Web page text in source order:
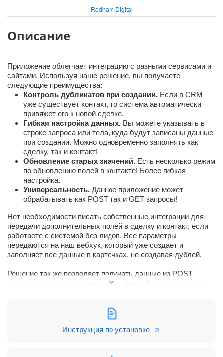
Redham Digital
Описание
Приложение облегчает интеграцию с разными сервисами и
сайтами. Используя наше решение, вы получаете
следующие преимущества:
Контроль дубликатов при создании. Если в CRM
уже существует контакт, то система автоматически
привяжет его к новой сделке.
Гибкая настройка данных. Вы можете указывать в
строке запроса или тела, куда будут записаны данные
при создании. Можно одновременно заполнять как
сделку, так и контакт!
Обновление старых значений. Есть несколько режим
по обновлению полей в контакте! Более гибкая
настройка.
Универсальность. Данное приложение может
обрабатывать как POST так и GET запросы!
Нет необходимости писать собственные интеграции для
передачи дополнительных полей в сделку и контакт, если
работаете с системой без лидов. Все параметры
передаются на наш вебхук, который уже создает и
заполняет все данные в карточках, не создавая дублей.
Решение так же позволяет получать данные из POST
одновременно
позволяет создавать входящие данные без разработки
Инструкция по установке